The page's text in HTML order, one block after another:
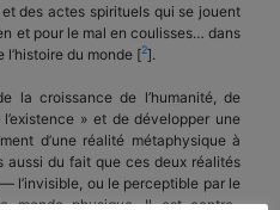
des actes spirituels qui se jouent
et pour le mal en coulisses… dans
l’histoire du monde [2].
la croissance de l’humanité, de
» et de développer une
d’une réalité métaphysique à
aussi du fait que ces deux réalités
l’invisible, ou le perceptible par le
monde physique. Il est contre-